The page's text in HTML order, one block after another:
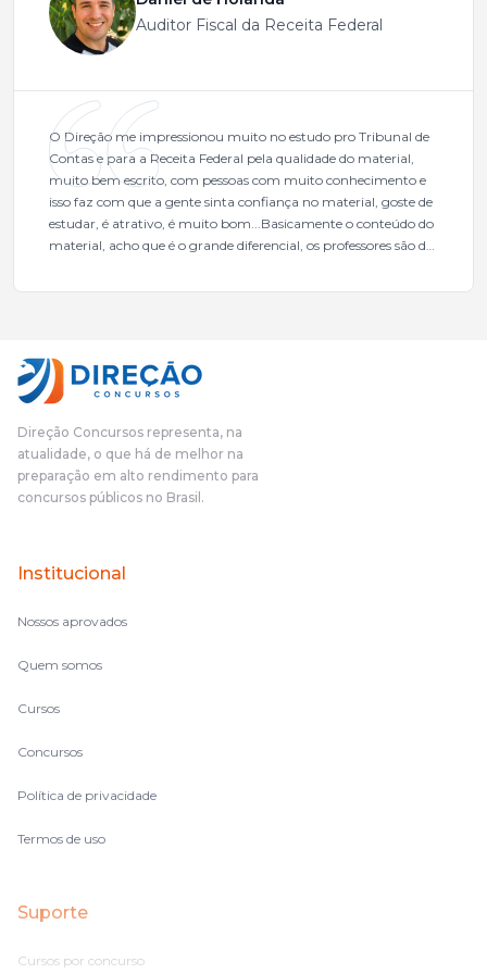
Auditor Fiscal da Receita Federal
O Direção me impressionou muito no estudo pro Tribunal de
Contas e para a Receita Federal pela qualidade do material,
muito bem escrito, com pessoas com muito conhecimento e
isso faz com que a gente sinta confiança no material, goste de
estudar, é atrativo, é muito bom...Basicamente o conteúdo do
material, acho que é o grande diferencial, os professores são de
mais excelentes cargos da administração pública.Eu sempre
fundamental na minha derrota no ano passado para que eu
pudesse enxergar o que eu errei e corrigir minha rota.E além
das aulas vocês(Direção Concursos), que fizeram um
o aluno, além de ter que estudar, ele tem que perder tempo
fazendo um cronograma, num pós- edital é muito
complicado, é uma avalanche de informação, então vocês
terem feito isso é muito bacana, porque quando eu me sentia
no volume de matérias.
Direção Concursos representa, na
atualidade, o que há de melhor na
preparação em alto rendimento para
concursos públicos no Brasil.
Institucional
Nossos aprovados
Quem somos
Cursos
Concursos
Política de privacidade
Termos de uso
Suporte
Cursos por concurso